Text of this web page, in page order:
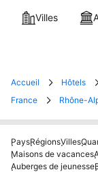
Villes
Accueil Hôtels
France
Rhône-
PaysRégionsVilles
Maisons de vacances
Auberges de jeunesse